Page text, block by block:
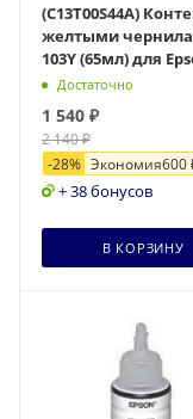
(C13T00S44A)
желтыми
103Y (65мл) для
L3100/3110/3150
Достаточно
1 540 ₽
2 140₽
-28% Экономия600
+ 38 бонусов
В КОРЗИНУ